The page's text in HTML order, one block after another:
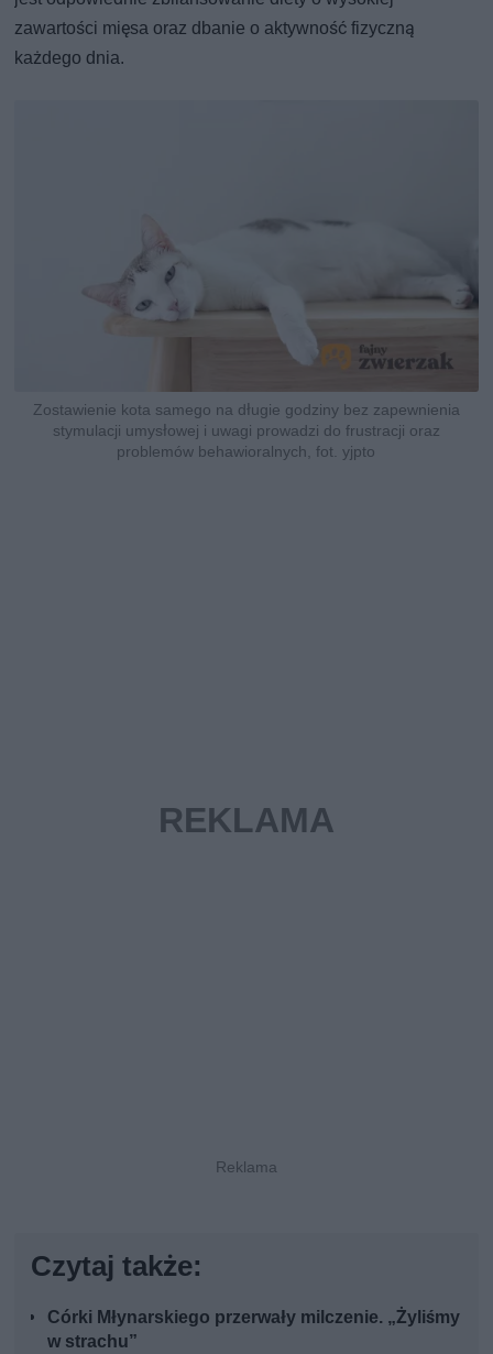
zawartości mięsa oraz dbanie o aktywność fizyczną
każdego dnia.
Zostawienie kota samego na długie godziny bez zapewnienia
stymulacji umysłowej i uwagi prowadzi do frustracji oraz
problemów behawioralnych, fot. yjpto
Czytaj także:
Córki Młynarskiego przerwały milczenie. „Żyliśmy
w strachu”